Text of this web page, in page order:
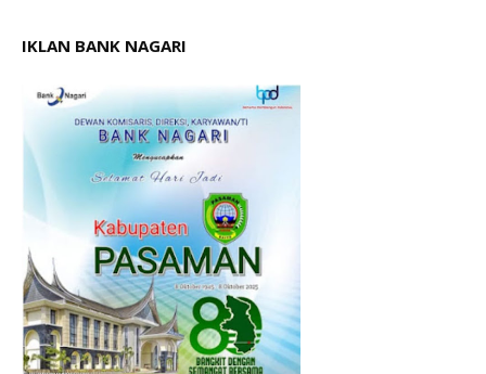
IKLAN BANK NAGARI